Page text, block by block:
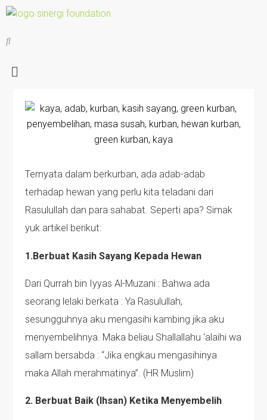
Ternyata dalam berkurban, ada adab-adab
terhadap hewan yang perlu kita teladani dari
Rasulullah dan para sahabat. Seperti apa? Simak
yuk artikel berikut:
1.Berbuat Kasih Sayang Kepada Hewan
Dari Qurrah bin Iyyas Al-Muzani : Bahwa ada
seorang lelaki berkata : Ya Rasulullah,
sesungguhnya aku mengasihi kambing jika aku
menyembelihnya. Maka beliau Shallallahu ‘alaihi wa
sallam bersabda : “Jika engkau mengasihinya
maka Allah merahmatinya”. (HR Muslim)
2. Berbuat Baik (Ihsan) Ketika Menyembelih